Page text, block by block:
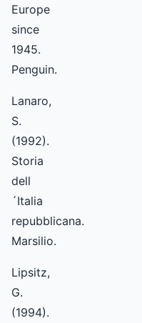
Europe
since
1945.
Penguin.
Lanaro,
S.
(1992).
Storia
dell
´Italia
repubblicana.
Marsilio.
Lipsitz,
G.
(1994).